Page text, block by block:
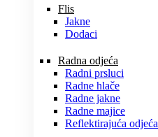
Flis
Jakne
Dodaci
Radna odjeća
Radni prsluci
Radne hlače
Radne jakne
Radne majice
Reflektirajuća odjeća